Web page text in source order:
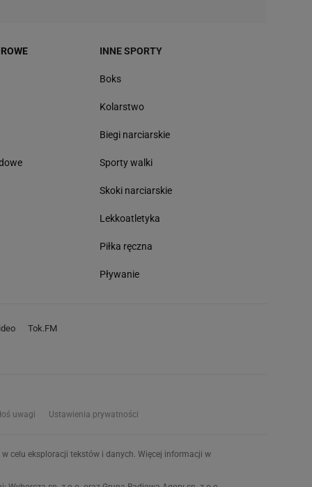
INNE SPORTY
Boks
Kolarstwo
Biegi narciarskie
Sporty walki
Skoki narciarskie
Lekkoatletyka
Piłka ręczna
Pływanie
Tok.FM
uwagi Ustawienia prywatności
celu eksploracji tekstów i danych. Więcej informacji w